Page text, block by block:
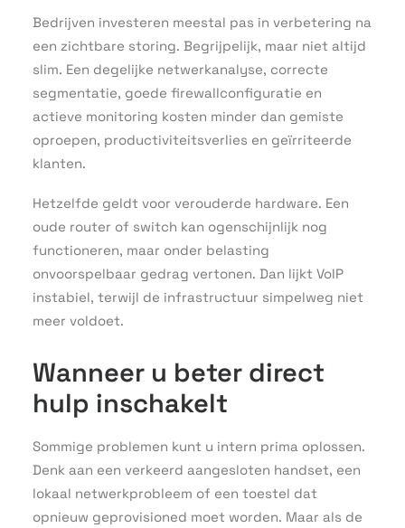
Bedrijven investeren meestal pas in verbetering na
een zichtbare storing. Begrijpelijk, maar niet altijd
slim. Een degelijke netwerkanalyse, correcte
segmentatie, goede firewallconfiguratie en
actieve monitoring kosten minder dan gemiste
oproepen, productiviteitsverlies en geïrriteerde
klanten.
Hetzelfde geldt voor verouderde hardware. Een
oude router of switch kan ogenschijnlijk nog
functioneren, maar onder belasting
onvoorspelbaar gedrag vertonen. Dan lijkt VoIP
instabiel, terwijl de infrastructuur simpelweg niet
meer voldoet.
Wanneer u beter direct
hulp inschakelt
Sommige problemen kunt u intern prima oplossen.
Denk aan een verkeerd aangesloten handset, een
lokaal netwerkprobleem of een toestel dat
opnieuw geprovisioned moet worden. Maar als de